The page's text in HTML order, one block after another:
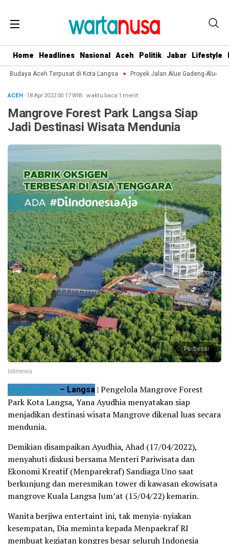
Home Headlines Nasional Aceh Politik Jabar Lifestyle
Budaya Aceh Terpusat di Kota Langsa Proyek Jalan Alue Gadeng-Alue
ACEH· 18 Apr 202200:17WIB ·waktu baca 1 menit
Mangrove Forest Park Langsa Siap
Jadi Destinasi Wisata Mendunia
Perbesar
Istimewa
Wartanusa.id – Langsa | Pengelola Mangrove Forest
Park Kota Langsa, Yana Ayudhia menyatakan siap
menjadikan destinasi wisata Mangrove dikenal luas secara
mendunia.
Demikian disampaikan Ayudhia, Ahad (17/04/2022),
menyahuti diskusi bersama Menteri Pariwisata dan
Ekonomi Kreatif (Menparekraf) Sandiaga Uno saat
berkunjung dan meresmikan tower di kawasan ekowisata
mangrove Kuala Langsa Jum’at (15/04/22) kemarin.
Wanita berjiwa entertaint ini, tak menyia-nyiakan
kesempatan, Dia meminta kepada Menpaekraf RI
membuat kegiatan kongres besar seluruh Indonesia